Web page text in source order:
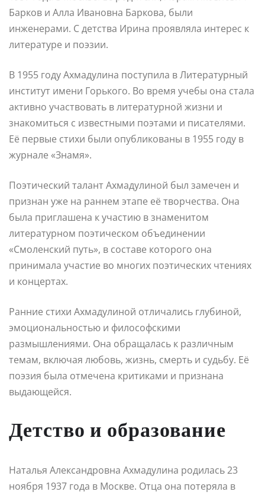
Барков и Алла Ивановна Баркова, были
инженерами. С детства Ирина проявляла интерес к
литературе и поэзии.
В 1955 году Ахмадулина поступила в Литературный
институт имени Горького. Во время учебы она стала
активно участвовать в литературной жизни и
знакомиться с известными поэтами и писателями.
Её первые стихи были опубликованы в 1955 году в
журнале «Знамя».
Поэтический талант Ахмадулиной был замечен и
признан уже на раннем этапе её творчества. Она
была приглашена к участию в знаменитом
литературном поэтическом объединении
«Смоленский путь», в составе которого она
принимала участие во многих поэтических чтениях
и концертах.
Ранние стихи Ахмадулиной отличались глубиной,
эмоциональностью и философскими
размышлениями. Она обращалась к различным
темам, включая любовь, жизнь, смерть и судьбу. Её
поэзия была отмечена критиками и признана
выдающейся.
Детство и образование
Наталья Александровна Ахмадулина родилась 23
ноября 1937 года в Москве. Отца она потеряла в